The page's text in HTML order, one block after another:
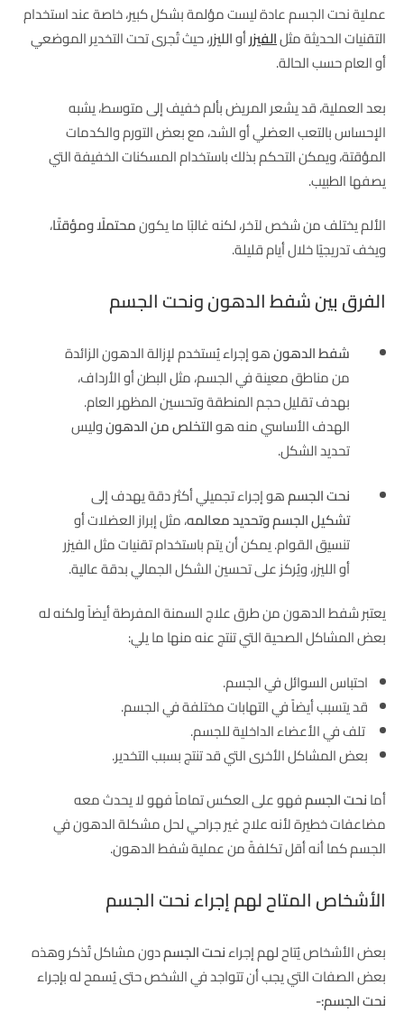
عملية نحت الجسم عادة ليست مؤلمة بشكل كبير، خاصة عند استخدام
التقنيات الحديثة مثلالفيزرأوالليزر، حيث تُجرى تحت التخدير الموضعي
أو العام حسب الحالة.
بعد العملية، قد يشعر المريض بألم خفيف إلى متوسط، يشبه
الإحساس بالتعب العضلي أو الشد، مع بعض التورم والكدمات
المؤقتة، ويمكن التحكم بذلك باستخدام المسكنات الخفيفة التي
يصفها الطبيب.
الألم يختلف من شخص لآخر، لكنه غالبًا ما يكونمحتملًا ومؤقتًا،
ويخف تدريجيًا خلال أيام قليلة.
الفرق بين شفط الدهون ونحت الجسم
شفط الدهونهو إجراء يُستخدم لإزالة الدهون الزائدة
من مناطق معينة في الجسم، مثل البطن أو الأرداف،
بهدف تقليل حجم المنطقة وتحسين المظهر العام.
الهدف الأساسي منه هوالتخلص من الدهونوليس
تحديد الشكل.
نحت الجسمهو إجراء تجميلي أكثر دقة يهدف إلى
تشكيل الجسم وتحديد معالمه، مثل إبراز العضلات أو
تنسيق القوام. يمكن أن يتم باستخدام تقنيات مثل الفيزر
أو الليزر، ويُركز على تحسين الشكل الجمالي بدقة عالية.
يعتبر شفط الدهون من طرق علاج السمنة المفرطة أيضاً ولكنه له
بعض المشاكل الصحية التي تنتج عنه منها ما يلي:
احتباس السوائل في الجسم.
قد يتسبب أيضاً في التهابات مختلفة في الجسم.
تلف في الأعضاء الداخلية للجسم.
بعض المشاكل الأخرى التي قد تنتج بسبب التخدير.
أمانحت الجسمفهو على العكس تماماً فهو لا يحدث معه
مضاعفات خطيرة لأنه علاج غير جراحي لحل مشكلة الدهون في
الجسم كما أنه أقل تكلفةً من عملية شفط الدهون.
الأشخاص المتاح لهم إجراء نحت الجسم
بعض الأشخاص يُتاح لهم إجراءنحت الجسمدون مشاكل تُذكر وهذه
بعض الصفات التي يجب أن تتواجد في الشخص حتى يُسمح له بإجراء
نحت الجسم:-